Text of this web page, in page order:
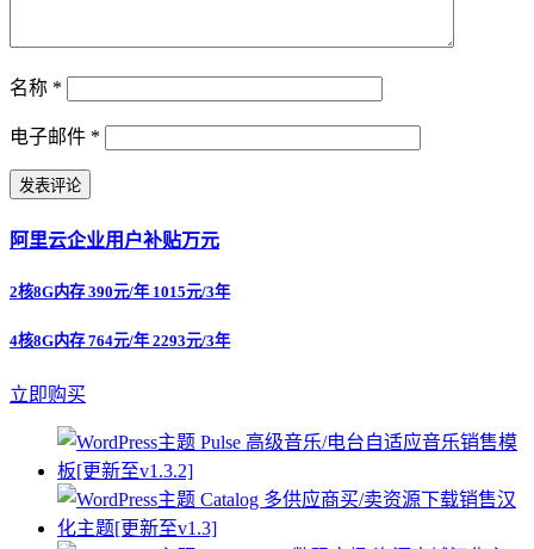
名称 *
电子邮件 *
阿里云企业用户补贴万元
2核8G内存 390元/年 1015元/3年
4核8G内存 764元/年 2293元/3年
立即购买